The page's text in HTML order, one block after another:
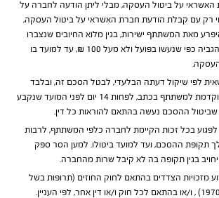
על ביטול העסקה, מבלי ליתן הודעה לחברה על
רק עם קבלת הודעת חברת האשראי על ביטול העסקה,
מאת המשתתף ישירות, בגין מלוא החיובים שנצברו
לחובתו, לרבות הוצאות הגביה כפי שנעשו בפועל ולא מעל 100 ₪, עד למועד בו
לפי שיקול דעתה הבלעדי, לבטל הסכם זה, ובלבד
שנתנה על כך הודעה מוקדמת למשתתף בכתב, לפחות 14 יום לפני המועד שנקבע
שביטול ההסכם נעשה בהתאם להוראות כל דין.
לפגוע בכל זכות הקיימת לחברה כלפי המשתתף, לרבות
תקופת ההסכם, ועד למועד ביטולו. למען הסר ספק
בגין תקופה בה לא קיבל שרות מהחברה.
מזכויות הצדדים בהתאם לחוק החוזים (תרופות בשל